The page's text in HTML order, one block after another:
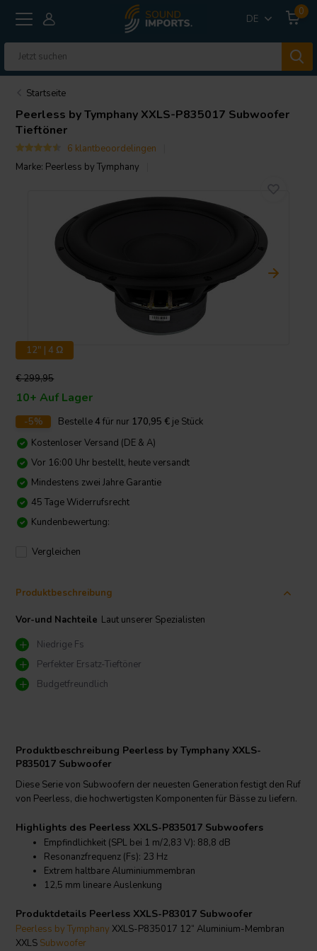
DE
0
Startseite
Peerless by Tymphany XXLS-P835017 Subwoofer
Tieftöner
6 klantbeoordelingen
Marke: Peerless by Tymphany
12" | 4 Ω
€ 299,95
10+ Auf Lager
-5% Bestelle4 für nur 170,95 € je Stück
Kostenloser Versand (DE & A)
Vor 16:00 Uhr bestellt, heute versandt
Mindestens zwei Jahre Garantie
45 Tage Widerrufsrecht
Kundenbewertung:
Vergleichen
Produktbeschreibung
Vor-und Nachteile Laut unserer Spezialisten
Niedrige Fs
Perfekter Ersatz-Tieftöner
Budgetfreundlich
Produktbeschreibung Peerless by Tymphany XXLS-
P835017 Subwoofer
Diese Serie von Subwoofern der neuesten Generation festigt den Ruf
von Peerless, die hochwertigsten Komponenten für Bässe zu liefern.
Highlights des Peerless XXLS-P835017 Subwoofers
Empfindlichkeit (SPL bei 1 m/2,83 V): 88,8 dB
Resonanzfrequenz (Fs): 23 Hz
Extrem haltbare Aluminiummembran
12,5 mm lineare Auslenkung
Produktdetails Peerless XXLS-P83017 Subwoofer
Peerless by Tymphany XXLS-P835017 12“ Aluminium-Membran
XXLS Subwoofer